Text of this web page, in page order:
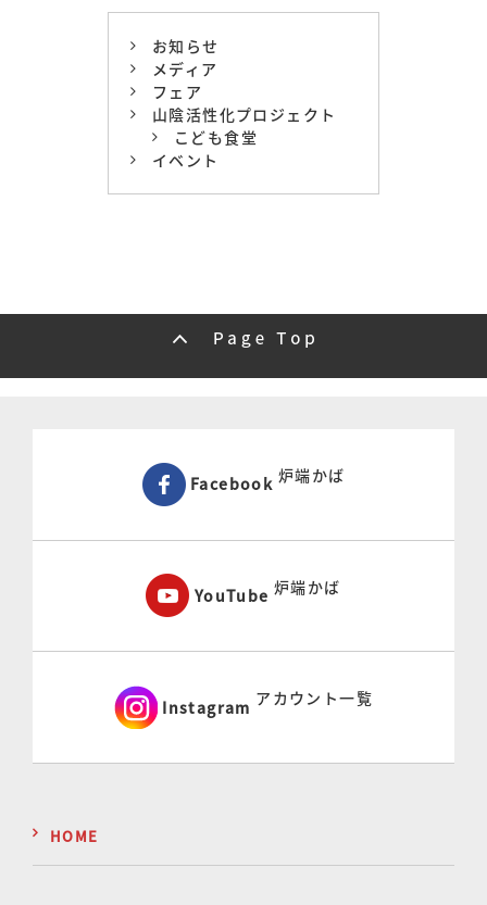
お知らせ
メディア
フェア
山陰活性化プロジェクト
こども食堂
イベント
Facebook 炉端かば
YouTube 炉端かば
Instagram アカウント一覧
HOME